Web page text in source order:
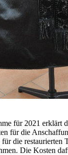
für 2021 erklärt
für die
die restaurierten
Die Kosten